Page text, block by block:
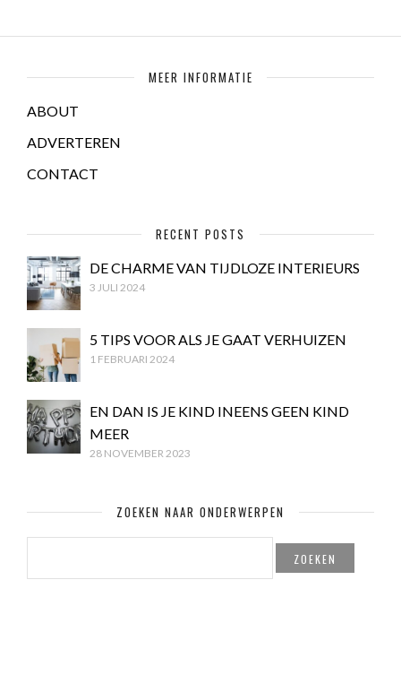
MEER INFORMATIE
ABOUT
ADVERTEREN
CONTACT
RECENT POSTS
DE CHARME VAN TIJDLOZE INTERIEURS
3 JULI 2024
5 TIPS VOOR ALS JE GAAT VERHUIZEN
1 FEBRUARI 2024
EN DAN IS JE KIND INEENS GEEN KIND
MEER
28 NOVEMBER 2023
ZOEKEN NAAR ONDERWERPEN
ZOEKEN